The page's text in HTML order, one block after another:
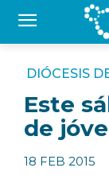
DIÓCESIS
Este
de
18 FEB 2015